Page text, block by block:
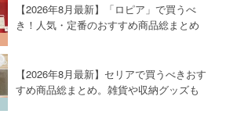
【2026年8月最新】「ロピア」で買うべ
き！人気・定番のおすすめ商品総まとめ
【2026年8月最新】セリアで買うべきおす
すめ商品総まとめ。雑貨や収納グッズも